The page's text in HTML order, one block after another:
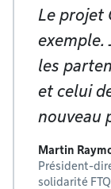
Le projet
exemple.
les
et celui
nouveau
Martin
Président-
solidarité FTQ